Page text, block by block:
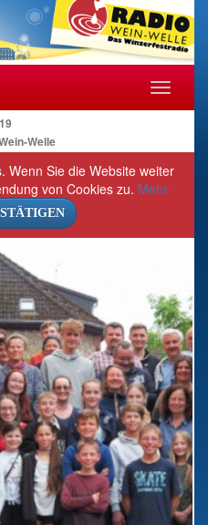
öffnen/
Welle
Wenn Sie die Website weiter
von Cookies zu. Mehr